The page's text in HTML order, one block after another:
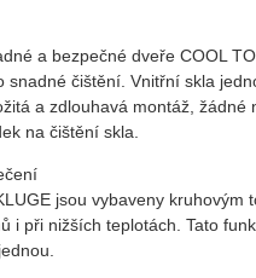
a bezpečné dveře COOL
snadné čištění. Vnitřní skla
a zdlouhavá montáž,
na čištění skla.
jsou vybaveny
i při nižších teplotách. Tato